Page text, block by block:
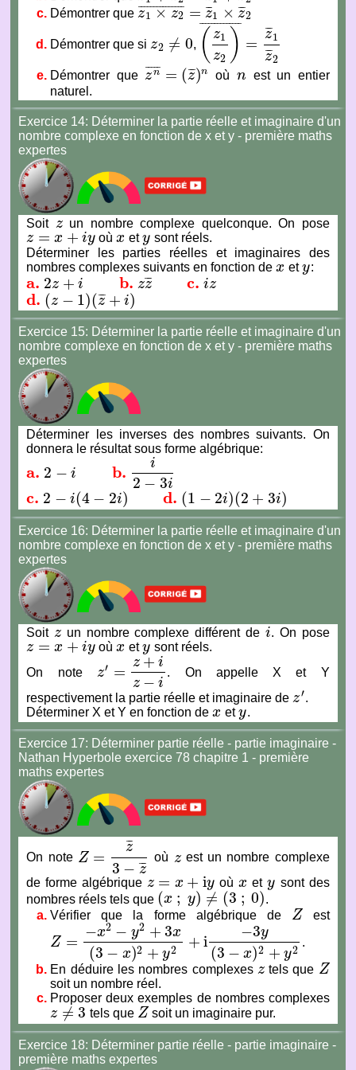
Démontrer que z1 × z2
¯ ¯
¯¯¯¯¯¯¯¯¯¯¯¯¯ = z
¯¯
¯1 × z
¯¯
¯2
z1 ×z2¯= z¯1×z ¯2
Démontrer que si z2 ≠ 0
z2 ≠0 , ( z1
z2 )
¯ ¯
¯¯¯¯¯¯¯¯¯¯¯¯
=
z
¯¯
¯1
z
¯¯
¯2
(z 1z2 ¯ =z¯ 1z¯
Démontrer que zn
¯ ¯
¯¯¯ = (z
¯¯
¯)n
zn¯ =( z¯)n où n
n
est un entier
naturel.
Exercice 14: Déterminer la partie réelle et imaginaire d'un
nombre complexe en fonction de x et y - première maths
expertes
Soit z
zun nombre complexe quelconque. On pose
z = x + iy
z=x+ iy oùx
x ety
y sont réels.
Déterminer les parties réelles et imaginaires des
nombres complexes suivants en fonction dex
x ety
y :
a. 2z + i
a. 2z+ i b. zz
¯¯
¯
b.zz¯ c. iz
c. z
d. (z − 1 )(z
¯¯
¯ + i)
d. z−1)(z¯ +i)
Exercice 15: Déterminer la partie réelle et imaginaire d'un
nombre complexe en fonction de x et y - première maths
expertes
Déterminer les inverses des nombres suivants. On
donnera le résultat sous forme algébrique:
a. 2 − i
a. 2− i b. i
2 − 3i
b.i 2−3i
c. 2 − i(4 − 2i)
c. 2− i(4 −2i) d. (1 − 2i)(2 + 3i)
d. 1 − 2i)( 2+ 3i)
Exercice 16: Déterminer la partie réelle et imaginaire d'un
nombre complexe en fonction de x et y - première maths
expertes
Soit z
z un nombre complexe différent de i
i . On pose
z = x + iy
z=x+ iy oùx
x ety
y sont réels.
On note z′ =
z + i
z − i
z′= z+ z−i
. On appelle X et Y
respectivement la partie réelle et imaginaire de z′
z′ .
Déterminer X et Y en fonction dex
x ety
y .
Exercice 17: Déterminer partie réelle - partie imaginaire -
Nathan Hyperbole exercice 78 chapitre 1 - première
maths expertes
On note Z =
z
¯¯
¯
3 − z
¯¯
¯
Z= z¯ 3−z¯ où z
zest un nombre complexe
de forme algébrique z = x + iy
z=x+ iy où x
x ety
y sont des
nombres réels tels que (x ; y) ≠ (3 ; 0)
(x ; y )≠(3 ; 0 )
Vérifier que la forme algébrique de Z
Z est
Z =
−x2 − y2 + 3x
(3 − x)2 + y2 + i
−3y
(3 − x)2 + y2
Z= −x 2−y2+3x(3−x)2+y2 +i− 3y(3−x)2+y2 .
En déduire les nombres complexes z
ztels que Z
Z
soit un nombre réel.
Proposer deux exemples de nombres complexes
z ≠ 3
z≠3 tels que Z
Z soit un imaginaire pur.
Exercice 18: Déterminer partie réelle - partie imaginaire -
première maths expertes